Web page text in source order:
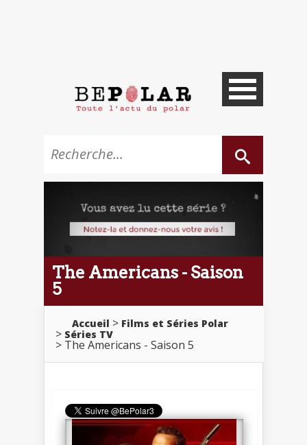
The Americans - Saison
5
Accueil
Films et Séries Polar
Séries TV
The Americans - Saison 5